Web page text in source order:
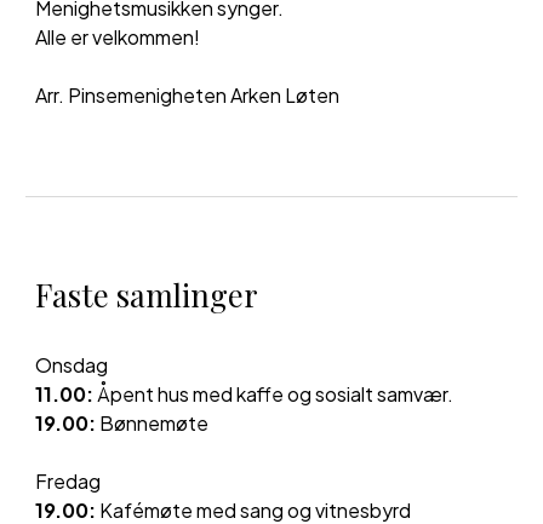
Menighetsmusikken synger.
Alle er velkommen!
Arr. Pinsemenigheten Arken Løten
Faste samlinger
Onsdag
11.00: Åpent hus med kaffe og sosialt samvær.
19.00: Bønnemøte
Fredag
19.00: Kafémøte med sang og vitnesbyrd